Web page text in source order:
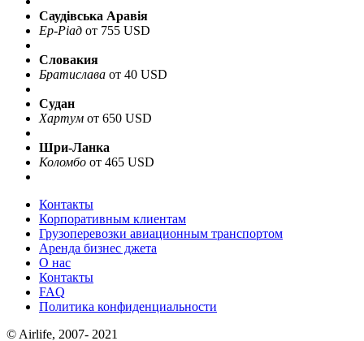
Саудівська Аравія
Ер-Ріад от 755 USD
Словакия
Братислава от 40 USD
Судан
Хартум от 650 USD
Шри-Ланка
Коломбо от 465 USD
Контакты
Корпоративным клиентам
Грузоперевозки авиационным транспортом
Аренда бизнес джета
О нас
Контакты
FAQ
Политика конфиденциальности
© Airlife, 2007- 2021